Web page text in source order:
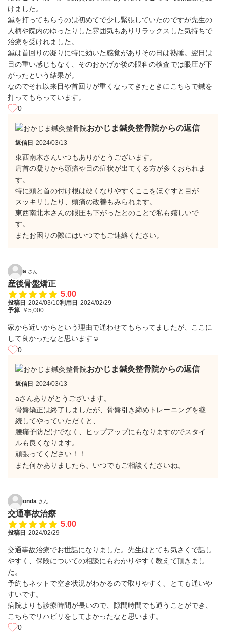
けました。
鍼を打ってもらうのは初めてで少し緊張していたのですが先生の
人柄や院内のゆったりした雰囲気もありリラックスした気持ちで
治療を受けれました。
鍼は首回りの凝りに特に効いた感覚がありその日は熟睡。翌日は
目の重い感じもなく、そのおかげか後の眼科の検査では眼圧が下
がったという結果が。
なのでそれ以来目や首回りが重くなってきたときにこちらで鍼を
打ってもらっています。
0
おかじま鍼灸整骨院からの返信
返信日 2024/03/13
東西南木さんいつもありがとうございます。
肩首の凝りから頭痛や目の症状が出てくる方が多くおられま
す。
特に頭と首の付け根は硬くなりやすくここをほぐすと目が
スッキリしたり、頭痛の改善もみられます。
東西南北木さんの眼圧も下がったとのことで私も嬉しいで
す。
またお困りの際にはいつでもご連絡ください。
a さん
産後骨盤矯正
5.00
投稿日 2024/03/10利用日 2024/02/29
予算 ￥5,000
家から近いからという理由で通わせてもらってましたが、ここに
して良かったなと思います☺︎
0
おかじま鍼灸整骨院からの返信
返信日 2024/03/13
aさんありがとうございます。
骨盤矯正は終了しましたが、骨盤引き締めトレーニングを継
続してやっていただくと、
腰痛予防だけでなく、ヒップアップにもなりますのでスタイ
ルも良くなります。
頑張ってください！！
また何かありましたら、いつでもご相談くださいね。
onda さん
交通事故治療
5.00
投稿日 2024/02/29
交通事故治療でお世話になりました。先生はとても気さくで話し
やすく、保険についての相談にもわかりやすく教えて頂きまし
た。
予約もネットで空き状況がわかるので取りやすく、とても通いや
すいです。
病院よりも診療時間が長いので、隙間時間でも通うことができ、
こちらでリハビリをしてよかったなと思います。
0